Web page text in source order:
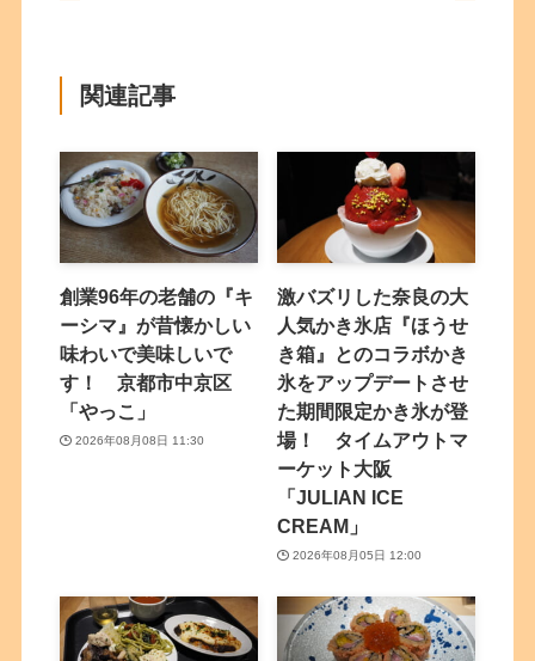
関連記事
創業96年の老舗の『キ
ーシマ』が昔懐かしい
味わいで美味しいで
す！ 京都市中京区
「やっこ」
2026年08月08日 11:30
激バズリした奈良の大
人気かき氷店『ほうせ
き箱』とのコラボかき
氷をアップデートさせ
た期間限定かき氷が登
場！ タイムアウトマ
ーケット大阪
「JULIAN ICE
CREAM」
2026年08月05日 12:00